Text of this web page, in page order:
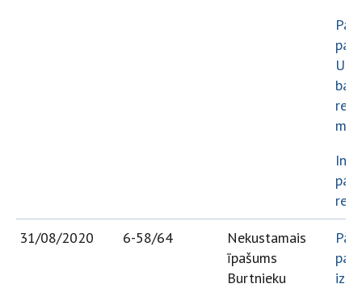
par
par
31/08/2020
6-58/64
Nekustamais
īpašums
Burtnieku
par